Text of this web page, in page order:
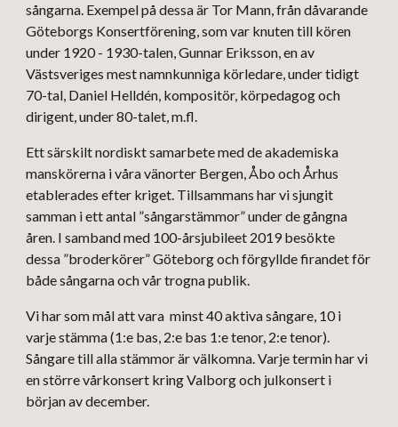
sångarna. Exempel på dessa är Tor Mann, från dåvarande
Göteborgs Konsertförening, som var knuten till kören
under 1920 - 1930-talen, Gunnar Eriksson, en av
Västsveriges mest namnkunniga körledare, under tidigt
70-tal, Daniel Helldén, kompositör, körpedagog och
dirigent, under 80-talet, m.fl.
Ett särskilt nordiskt samarbete med de akademiska
manskörerna i våra vänorter Bergen, Åbo och Århus
etablerades efter kriget. Tillsammans har vi sjungit
samman i ett antal ”sångarstämmor” under de gångna
åren. I samband med 100-årsjubileet 2019 besökte
dessa ”broderkörer” Göteborg och förgyllde firandet för
både sångarna och vår trogna publik.
Vi har som mål att vara minst 40 aktiva sångare, 10 i
varje stämma (1:e bas, 2:e bas 1:e tenor, 2:e tenor).
Sångare till alla stämmor är välkomna. Varje termin har vi
en större vårkonsert kring Valborg och julkonsert i
början av december.